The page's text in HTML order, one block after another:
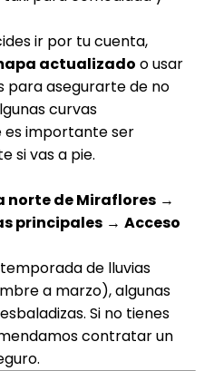
ir por tu cuenta,
actualizado o usar
para asegurarte de no
curvas
es importante ser
si vas a pie.
norte de Miraflores →
principales → Acceso
de lluvias
a marzo), algunas
Si no tienes
contratar un